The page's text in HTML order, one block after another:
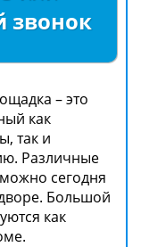
звонок
– это
как
так и
Различные
сегодня
Большой
как